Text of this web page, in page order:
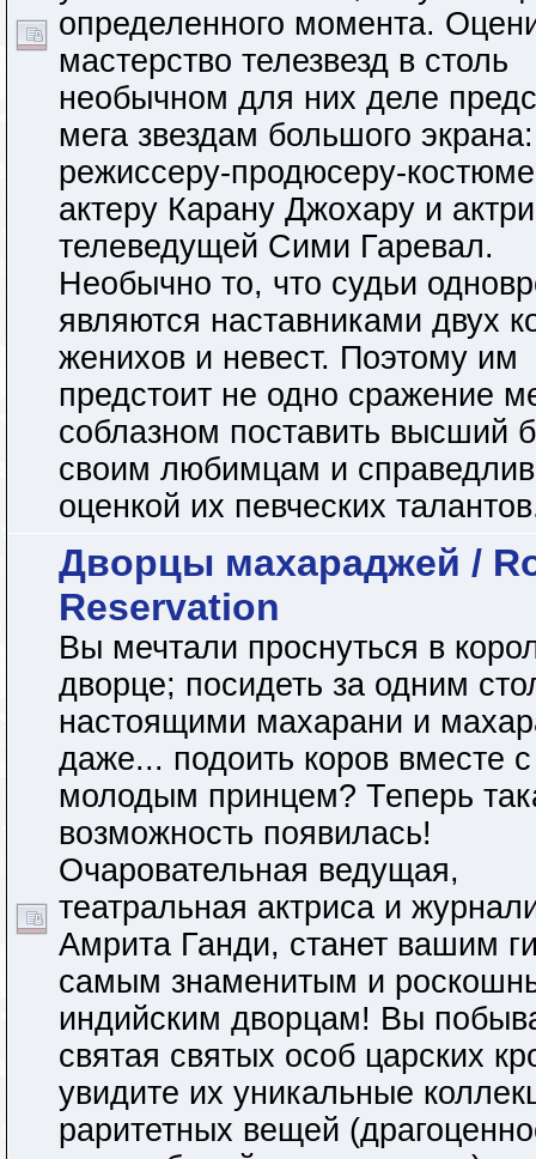
определенного момента.
мастерство телезвезд в столь
необычном для них деле
мега звездам большого экрана:
режиссеру-продюсеру-
актеру Карану Джохару и
телеведущей Сими Гаревал.
Необычно то, что судьи
являются наставниками двух
женихов и невест. Поэтому им
предстоит не одно сражение
соблазном поставить высший
своим любимцам и
оценкой их певческих
Дворцы махараджей /
Reservation
Вы мечтали проснуться в
дворце; посидеть за одним
настоящими махарани и
даже... подоить коров вместе с
молодым принцем? Теперь
возможность появилась!
Очаровательная ведущая,
театральная актриса и
Амрита Ганди, станет вашим
самым знаменитым и
индийским дворцам! Вы
святая святых особ царских
увидите их уникальные
раритетных вещей